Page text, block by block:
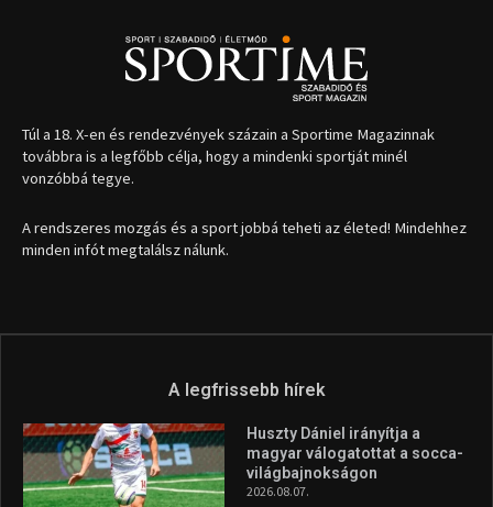
Túl a 18. X-en és rendezvények százain a Sportime Magazinnak
továbbra is a legfőbb célja, hogy a mindenki sportját minél
vonzóbbá tegye.
A rendszeres mozgás és a sport jobbá teheti az életed! Mindehhez
minden infót megtalálsz nálunk.
A legfrissebb hírek
Huszty Dániel irányítja a
magyar válogatottat a socca-
világbajnokságon
2026.08.07.